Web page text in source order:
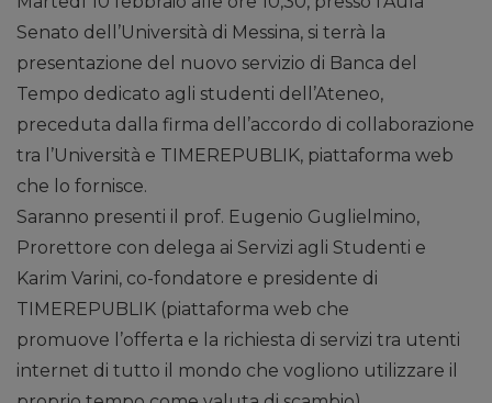
Senato dell’Università di Messina, si terrà la
presentazione del nuovo servizio di Banca del
Tempo dedicato agli studenti dell’Ateneo,
preceduta dalla firma dell’accordo di collaborazione
tra l’Università e TIMEREPUBLIK, piattaforma web
che lo fornisce.
Saranno presenti il prof. Eugenio Guglielmino,
Prorettore con delega ai Servizi agli Studenti e
Karim Varini, co-fondatore e presidente di
TIMEREPUBLIK (piattaforma web che
promuove l’offerta e la richiesta di servizi tra utenti
internet di tutto il mondo che vogliono utilizzare il